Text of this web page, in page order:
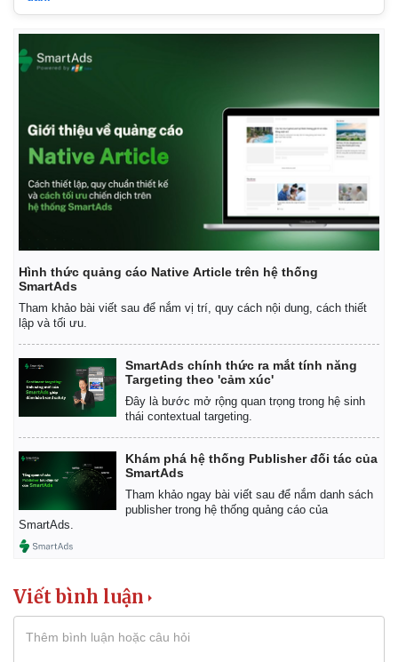
Hình thức quảng cáo Native Article trên hệ thống
SmartAds
Tham khảo bài viết sau để nắm vị trí, quy cách nội dung, cách thiết
lập và tối ưu.
SmartAds chính thức ra mắt tính năng
Targeting theo 'cảm xúc'
Đây là bước mở rộng quan trọng trong hệ sinh
thái contextual targeting.
Khám phá hệ thống Publisher đối tác của
SmartAds
Tham khảo ngay bài viết sau để nắm danh sách
publisher trong hệ thống quảng cáo của
SmartAds.
Viết bình luận